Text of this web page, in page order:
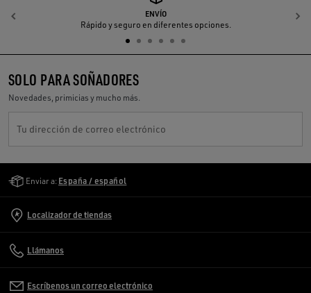
ENVÍO
Rápido y seguro en diferentes opciones.
Anterior
SOLO PARA SOÑADORES
Novedades, primicias y mucho más.
Tu dirección de correo electrónico
Enviar a: España / español
Localizador de tiendas
Llámanos
Escríbenos un correo electrónico